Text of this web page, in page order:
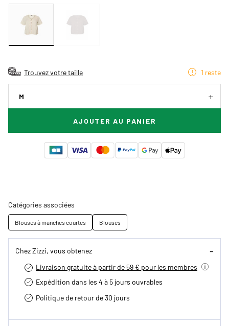
Trouvez votre taille 1 reste
M
AJOUTER AU PANIER
Catégories associées
Blouses à manches courtes Blouses
Chez Zizzi, vous obtenez
Livraison gratuite à partir de 59 € pour les membres
Expédition dans les 4 à 5 jours ouvrables
Politique de retour de 30 jours